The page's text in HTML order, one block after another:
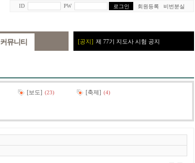
ID PW 회원등록 비번분실
커뮤니티
[보도] (23) [축제] (4)